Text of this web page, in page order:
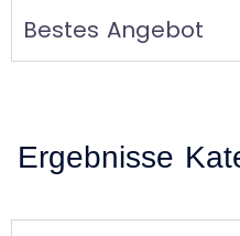
Bestes Angebot
Ergebnisse